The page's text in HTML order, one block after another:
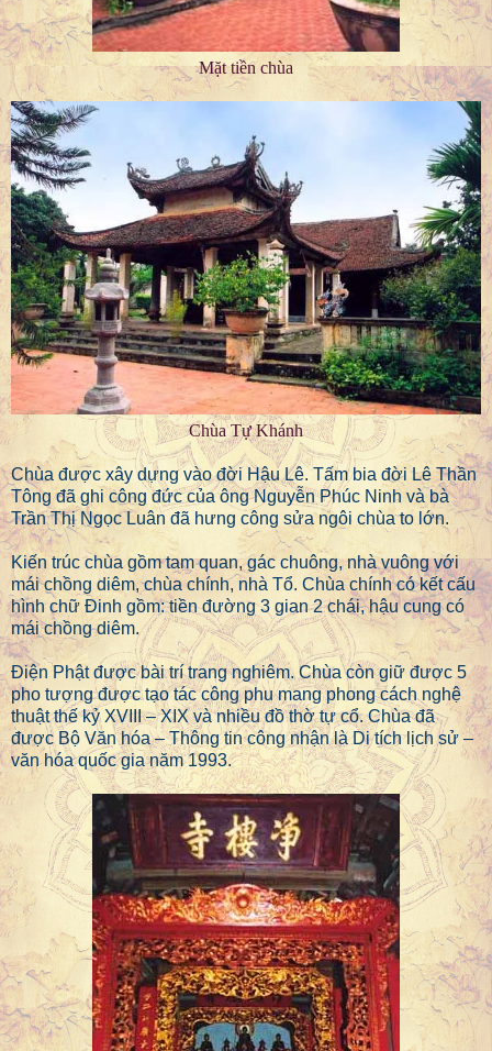
Mặt tiền chùa
Chùa Tự Khánh
Chùa được xây dựng vào đời Hậu Lê. Tấm bia đời Lê Thần
Tông đã ghi công đức của ông Nguyễn Phúc Ninh và bà
Trần Thị Ngọc Luân đã hưng công sửa ngôi chùa to lớn.
Kiến trúc chùa gồm tam quan, gác chuông, nhà vuông với
mái chồng diêm, chùa chính, nhà Tổ. Chùa chính có kết cấu
hình chữ Đinh gồm: tiền đường 3 gian 2 chái, hậu cung có
mái chồng diêm.
Điện Phật được bài trí trang nghiêm. Chùa còn giữ được 5
pho tượng được tạo tác công phu mang phong cách nghệ
thuật thế kỷ XVIII – XIX và nhiều đồ thờ tự cổ. Chùa đã
được Bộ Văn hóa – Thông tin công nhận là Di tích lịch sử –
văn hóa quốc gia năm 1993.